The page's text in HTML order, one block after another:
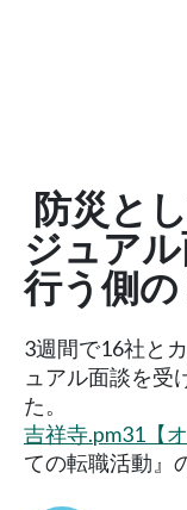
防災と
ジュア
行う側
3週間で16社と
ュアル面談を受
た。
吉祥寺.pm31【
ての転職活動』